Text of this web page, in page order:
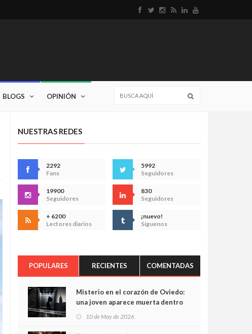
BLOGS OPINIÓN
NUESTRAS REDES
2292
Fans
5992
Seguidores
19900
Seguidores
830
Seguidores
+ 6200
Lectores diarios
¡nuevo!
Síguenos
POPULARES RECIENTES COMENTADAS
Misterio en el corazón de Oviedo:
una joven aparece muerta dentro
cámaras captan sus últimos
10 de May de 2026